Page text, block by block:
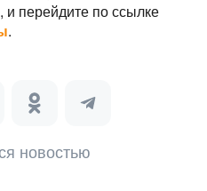
и перейдите по ссылке
.
новостью